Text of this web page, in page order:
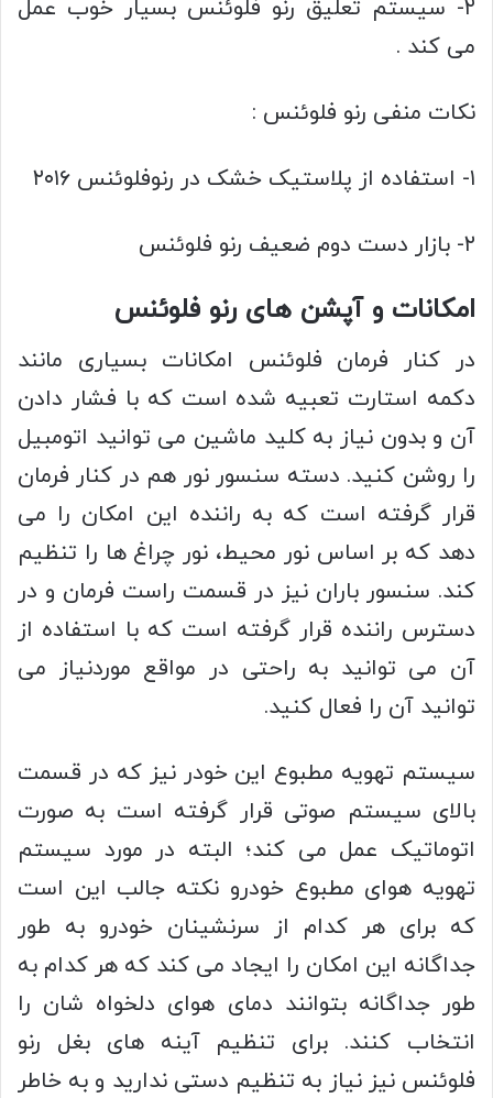
۲- سیستم تعلیق رنو فلوئنس بسیار خوب عمل
می کند .
نکات منفی رنو فلوئنس :
۱- استفاده از پلاستیک خشک در رنوفلوئنس ۲۰۱۶
۲- بازار دست دوم ضعیف رنو فلوئنس
امکانات و آپشن های رنو فلوئنس
در کنار فرمان فلوئنس امکانات بسیاری مانند
دکمه استارت تعبیه شده است که با فشار دادن
آن و بدون نیاز به کلید ماشین می توانید اتومبیل
را روشن کنید. دسته سنسور نور هم در کنار فرمان
قرار گرفته است که به راننده این امکان را می
دهد که بر اساس نور محیط، نور چراغ ها را تنظیم
کند. سنسور باران نیز در قسمت راست فرمان و در
دسترس راننده قرار گرفته است که با استفاده از
آن می توانید به راحتی در مواقع موردنیاز می
توانید آن را فعال کنید.
سیستم تهویه مطبوع این خودر نیز که در قسمت
بالای سیستم صوتی قرار گرفته است به صورت
اتوماتیک عمل می کند؛ البته در مورد سیستم
تهویه هوای مطبوع خودرو نکته جالب این است
که برای هر کدام از سرنشینان خودرو به طور
جداگانه این امکان را ایجاد می کند که هر کدام به
طور جداگانه بتوانند دمای هوای دلخواه شان را
انتخاب کنند. برای تنظیم آینه های بغل رنو
فلوئنس نیز نیاز به تنظیم دستی ندارید و به خاطر